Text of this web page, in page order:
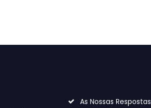
As Nossas Respostas